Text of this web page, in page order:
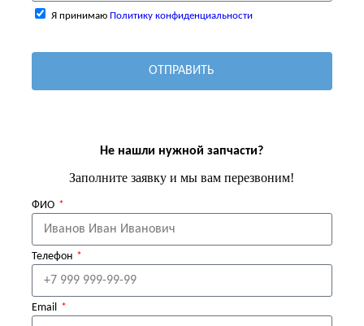
Я принимаю Политику конфиденциальности
ОТПРАВИТЬ
Не нашли нужной запчасти?
Заполните заявку и мы вам перезвоним!
ФИО
Телефон
Email